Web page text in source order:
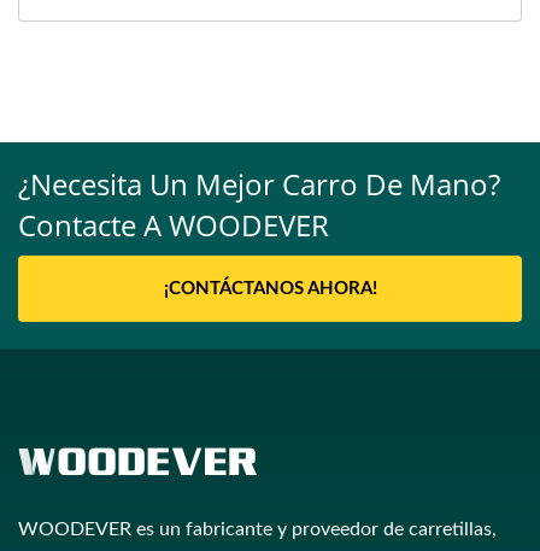
¿Necesita Un Mejor Carro De Mano?
Contacte A WOODEVER
¡CONTÁCTANOS AHORA!
WOODEVER es un fabricante y proveedor de carretillas,